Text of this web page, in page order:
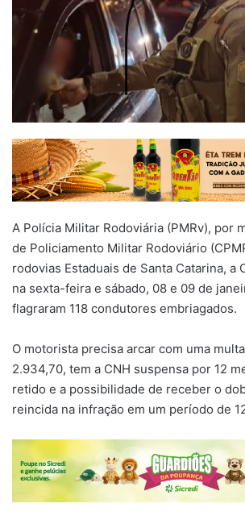
A Polícia Militar Rodoviária (PMRv), por
de Policiamento Militar Rodoviário
rodovias Estaduais de Santa Catarina, a
na sexta-feira e sábado, 08 e 09 de
flagraram 118 condutores embriagados.
O motorista precisa arcar com uma
2.934,70, tem a CNH suspensa por 12
retido e a possibilidade de receber o
reincida na infração em um período de